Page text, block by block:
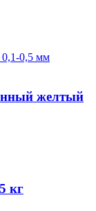
желтый
кг